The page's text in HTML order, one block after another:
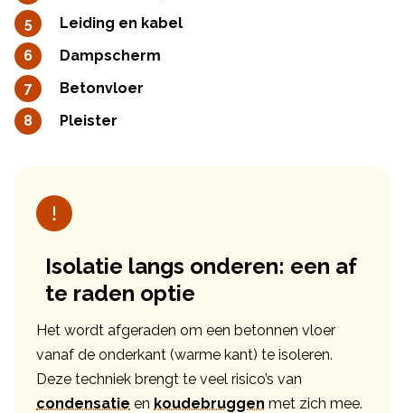
Leiding en kabel
Dampscherm
Betonvloer
Pleister
Isolatie langs onderen: een af
te raden optie
Het wordt afgeraden om een betonnen vloer
vanaf de onderkant (warme kant) te isoleren.
Deze techniek brengt te veel risico’s van
condensatie en koudebruggen met zich mee.